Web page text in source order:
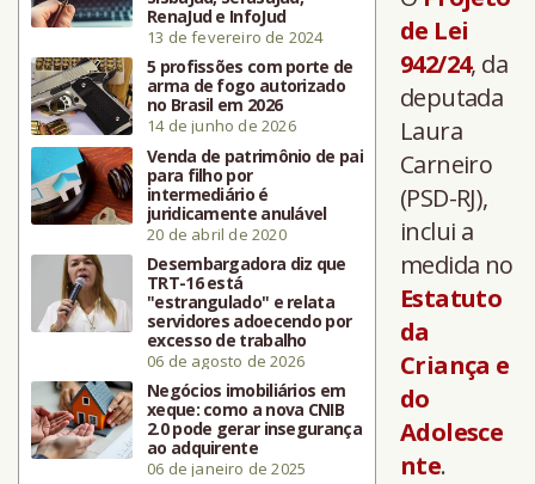
RenaJud e InfoJud
13 de fevereiro de 2024
5 profissões com porte de
arma de fogo autorizado
no Brasil em 2026
14 de junho de 2026
Venda de patrimônio de pai
para filho por
intermediário é
juridicamente anulável
20 de abril de 2020
Desembargadora diz que
TRT-16 está
"estrangulado" e relata
servidores adoecendo por
excesso de trabalho
06 de agosto de 2026
Negócios imobiliários em
xeque: como a nova CNIB
2.0 pode gerar insegurança
ao adquirente
06 de janeiro de 2025
de Lei
942/24, da
deputada
Laura
Carneiro
(PSD-RJ),
inclui a
medida no
Estatuto
da
Criança e
do
Adolesce
nte.